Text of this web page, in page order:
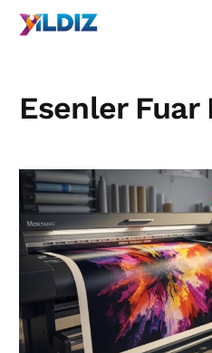
Esenler